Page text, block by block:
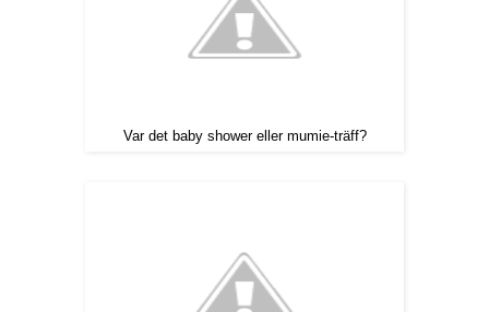
Var det baby shower eller mumie-träff?